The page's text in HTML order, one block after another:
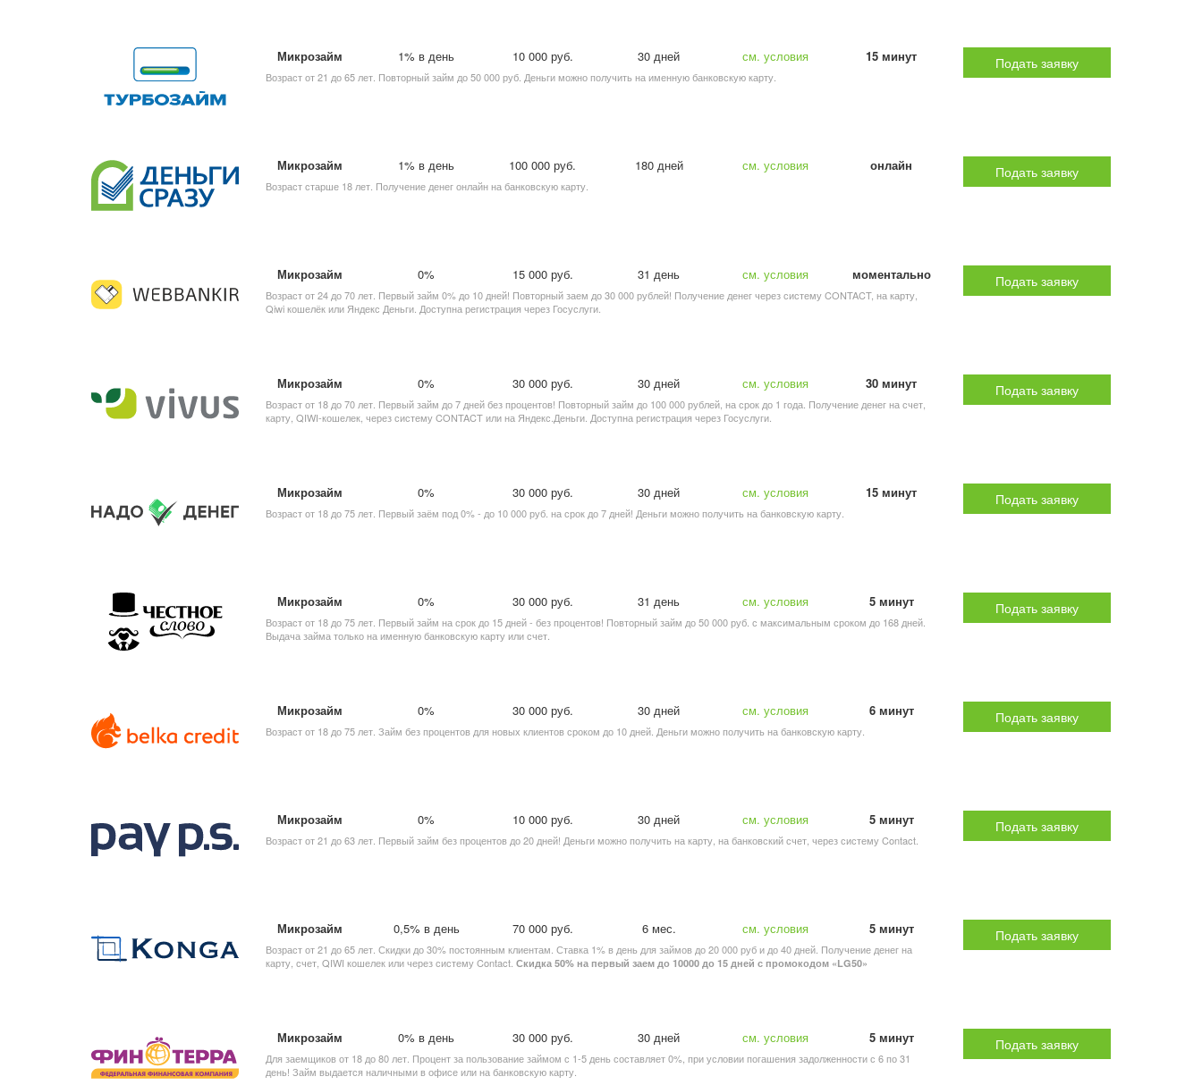
Микрозайм 1% в день 10 000 руб. 30 дней см. условия 15 минут
Возраст от 21 до 65 лет. Повторный займ до 50 000 руб. Деньги можно получить на именную банковскую карту.
Подать заявку
Микрозайм 1% в день 100 000 руб. 180 дней см. условия онлайн
Возраст старше 18 лет. Получение денег онлайн на банковскую карту.
Подать заявку
Микрозайм 0% 15 000 руб. 31 день см. условия моментально
Возраст от 24 до 70 лет. Первый займ 0% до 10 дней! Повторный заем до 30 000 рублей! Получение денег через систему CONTACT, на карту,
Qiwi кошелёк или Яндекс Деньги. Доступна регистрация через Госуслуги.
Подать заявку
Микрозайм 0% 30 000 руб. 30 дней см. условия 30 минут
Возраст от 18 до 70 лет. Первый займ до 7 дней без процентов! Повторный займ до 100 000 рублей, на срок до 1 года. Получение денег на счет,
карту, QIWI-кошелек, через систему CONTACT или на Яндекс.Деньги. Доступна регистрация через Госуслуги.
Подать заявку
Микрозайм 0% 30 000 руб. 30 дней см. условия 15 минут
Возраст от 18 до 75 лет. Первый заём под 0% - до 10 000 руб. на срок до 7 дней! Деньги можно получить на банковскую карту.
Подать заявку
Микрозайм 0% 30 000 руб. 31 день см. условия 5 минут
Возраст от 18 до 75 лет. Первый займ на срок до 15 дней - без процентов! Повторный займ до 50 000 руб. с максимальным сроком до 168 дней.
Выдача займа только на именную банковскую карту или счет.
Подать заявку
Микрозайм 0% 30 000 руб. 30 дней см. условия 6 минут
Возраст от 18 до 75 лет. Займ без процентов для новых клиентов сроком до 10 дней. Деньги можно получить на банковскую карту.
Подать заявку
Микрозайм 0% 10 000 руб. 30 дней см. условия 5 минут
Возраст от 21 до 63 лет. Первый займ без процентов до 20 дней! Деньги можно получить на карту, на банковский счет, через систему Contact.
Подать заявку
Микрозайм 0,5% в день 70 000 руб. 6 мес. см. условия 5 минут
Возраст от 21 до 65 лет. Скидки до 30% постоянным клиентам. Ставка 1% в день для займов до 20 000 руб и до 40 дней. Получение денег на
карту, счет, QIWI кошелек или через систему Contact. Скидка 50% на первый заем до 10000 до 15 дней с промокодом «LG50»
Подать заявку
Микрозайм 0% в день 30 000 руб. 30 дней см. условия 5 минут
Для заемщиков от 18 до 80 лет. Процент за пользование займом с 1-5 день составляет 0%, при условии погашения задолженности с 6 по 31
день! Займ выдается наличными в офисе или на банковскую карту.
Подать заявку